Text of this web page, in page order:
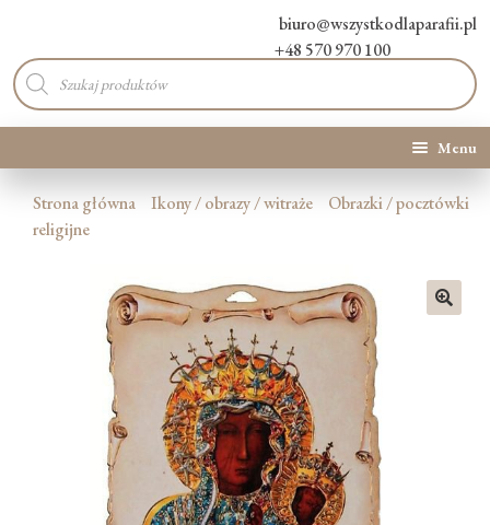
biuro@wszystkodlaparafii.pl
+48 570 970 100
Wyszukiwarka
produktów
Menu
Kategorie produktów
Nowości
Strona główna Ikony / obrazy / witraże
Obrazki / pocztówki
religijne